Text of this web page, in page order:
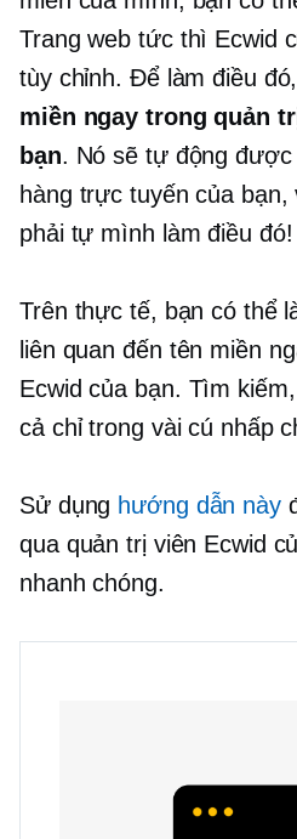
Trang web tức thì Ecwid
tùy chỉnh. Để làm điều
miền ngay trong quản
bạn. Nó sẽ tự động
hàng trực tuyến của
phải tự mình làm điều đó!
Trên thực tế, bạn có thể
liên quan đến tên miền
Ecwid của bạn. Tìm
cả chỉ trong vài cú nhấp
Sử dụng hướng dẫn này
qua quản trị viên Ecwid
nhanh chóng.